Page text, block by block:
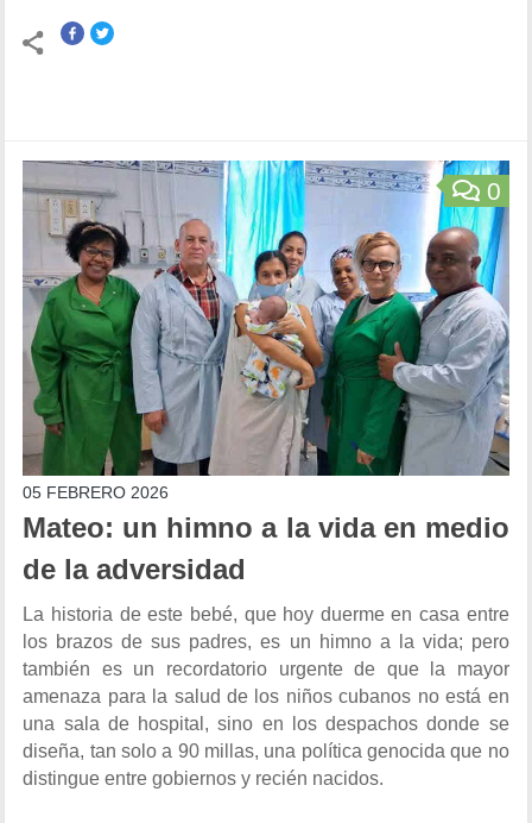
0
05 FEBRERO 2026
Mateo: un himno a la vida en medio
de la adversidad
La historia de este bebé, que hoy duerme en casa entre
los brazos de sus padres, es un himno a la vida; pero
también es un recordatorio urgente de que la mayor
amenaza para la salud de los niños cubanos no está en
una sala de hospital, sino en los despachos donde se
diseña, tan solo a 90 millas, una política genocida que no
distingue entre gobiernos y recién nacidos.